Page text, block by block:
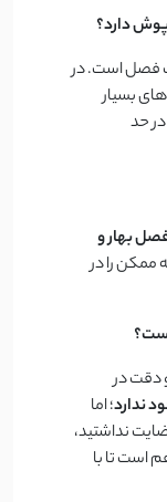
فصل است. در
بسیار
حد
بهار و
ممکن را در
دقت در
ندارد؛ اما
نداشتید،
است تا با